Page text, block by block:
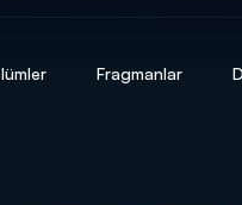
Fragmanlar